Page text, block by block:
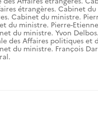
étrangères. Cabinet
Cabinet du ministre.
du ministre. Pierre-
du ministre. Yvon Delbos.
des Affaires politiques et
du ministre. François